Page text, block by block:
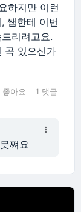
하지만 이런
쌤한테 이번
리려고요.
곡 있으신가
좋아요 1 댓글
쪄요